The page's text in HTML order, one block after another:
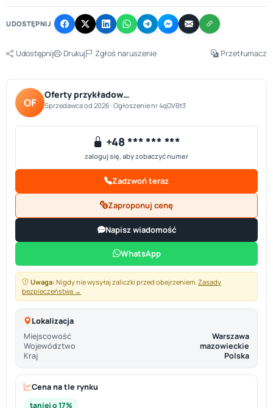
−
UDOSTĘPNIJ
Udostępnij Drukuj Zgłoś naruszenie Przetłumacz
OF
Oferty przykładow…
Sprzedawca od 2026 · Ogłoszenie nr 4qDVBt3
+48 *** *** ***
zaloguj się, aby zobaczyć numer
Zadzwoń teraz
Zaproponuj cenę
Napisz wiadomość
WhatsApp
Uwaga: Nigdy nie wysyłaj zaliczki przed obejrzeniem. Zasady
bezpieczeństwa →
Lokalizacja
Miejscowość
Warszawa
Województwo
mazowieckie
Kraj
Polska
Cena na tle rynku
taniej o 17%